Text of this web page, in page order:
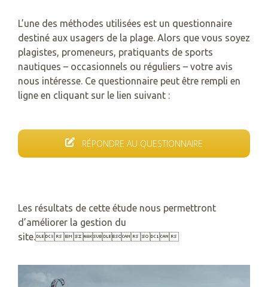
L’une des méthodes utilisées est un questionnaire
destiné aux usagers de la plage. Alors que vous soyez
plagistes, promeneurs, pratiquants de sports
nautiques – occasionnels ou réguliers – votre avis
nous intéresse. Ce questionnaire peut être rempli en
ligne en cliquant sur le lien suivant :
RÉPONDRE AU QUESTIONNAIRE
Les résultats de cette étude nous permettront
d’améliorer la gestion du
site.